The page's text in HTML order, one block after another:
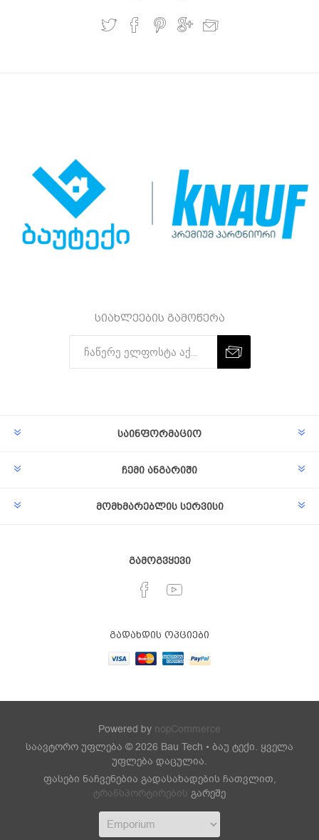
სიახლეების გამოწერა
საინფორმაციო
ჩემი ანგარიში
მომხმარებლის სერვისი
გამოგვყევი
გადახდის ოპციები
Powered by nopCommerce
საავტორო უფლება © 2026 Bau Tech • ბაუ ტექი. ყველა
უფლება დაცულია.
ფასები ნაჩვენებია გადასახადების ჩათვლით,
ტრანსპორტირების გარეშე